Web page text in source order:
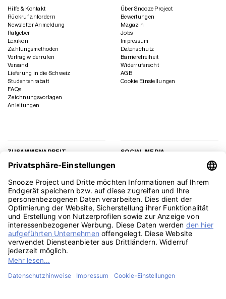
Hilfe & Kontakt
Rückruf anfordern
Newsletter Anmeldung
Ratgeber
Lexikon
Zahlungsmethoden
Vertrag widerrufen
Versand
Lieferung in die Schweiz
Studentenrabatt
FAQs
Zeichnungsvorlagen
Anleitungen
Über Snooze Project
Bewertungen
Magazin
Jobs
Impressum
Datenschutz
Barrierefreiheit
Widerrufsrecht
AGB
Cookie Einstellungen
ZUSAMMENARBEIT
Geschäftskunden
Presse
Affiliate Marketing
SOCIAL MEDIA
TikTok
YouTube
Pinterest
LinkedIn